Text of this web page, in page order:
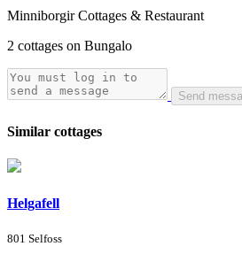
Minniborgir Cottages & Restaurant
2 cottages on Bungalo
Send
Similar cottages
Helgafell
801 Selfoss